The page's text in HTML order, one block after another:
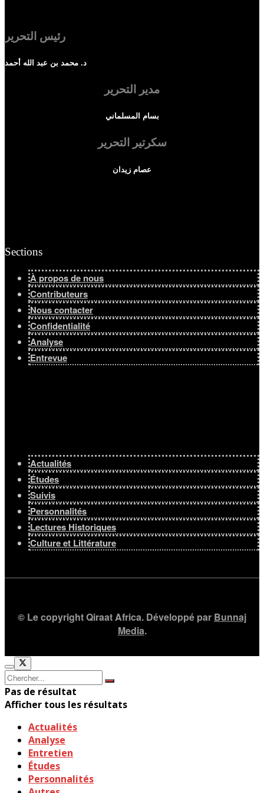
رئيس التحرير
د. محمد بن عبد الله أحمد
مدير التحرير
بسام المسلماني
سكرتير التحرير
عصام زيدان
Sections
À propos de nous
Contributeurs
Nous contacter
Confidentialité
Analyse
Entrevue
Actualités
Études
Suivis
Personnalités
Lectures Historiques
Culture et Littérature
© Le copyright Qiraat Africa. Développé par Bunnaj
Media.
Pas de résultat
Afficher tous les résultats
Actualités
Analyse
Entretien
Études
Personnalités